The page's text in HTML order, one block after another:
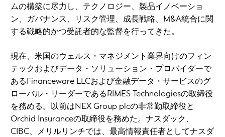
ムの構築に尽力し、テクノロジー、製品イノベーショ
ン、ガバナンス、リスク管理、成長戦略、M&A統合に関
する戦略的かつ受託者的な監督を行ってきた。
現在、米国のウェルス・マネジメント業界向けのフィン
テックおよびデータ・ソリューション・プロバイダーで
あるFinanceware LLCおよび金融データ・サービスのグ
ローバル・リーダーであるRIMES Technologiesの取締役
を務める。以前はNEX Group plcの非常勤取締役と
Orchid Insuranceの取締役を務めた。ナスダック、
CIBC、メリルリンチでは、最高情報責任者としてナスダ